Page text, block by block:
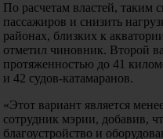
По расчетам властей, таким
пассажиров и снизить
районах, близких к
отметил чиновник. Второй
протяженностью до 41
и 42 судов-катамаранов.
«Этот вариант является
сотрудник мэрии, добавив,
благоустройство и